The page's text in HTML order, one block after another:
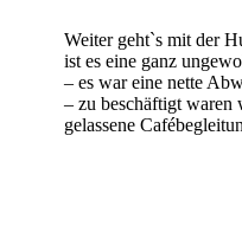
Weiter geht`s mit der
ist es eine ganz
– es war eine nette
– zu beschäftigt
gelassene